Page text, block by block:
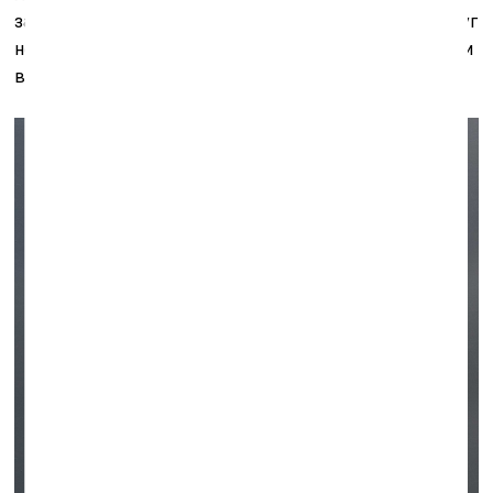
заслуга Александры Омининой и сложившегося вокруг
неё студенческого круга с регулярными экспозициями
в кафе-галерее «Склад 17».